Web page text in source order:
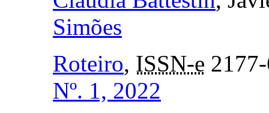
Simões
Roteiro, ISSN-e
Nº. 1, 2022